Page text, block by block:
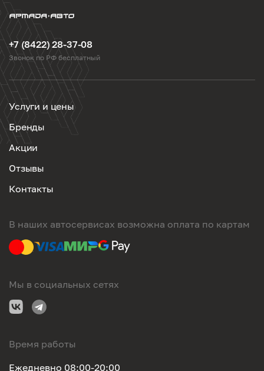
+7 (8422) 28-37-08
Звонок по РФ бесплатный
Услуги и цены
Бренды
Акции
Отзывы
Контакты
В наших автосервисах возможна оплата по картам
Мы в социальных сетях
Время работы
Ежедневно 08:00-20:00